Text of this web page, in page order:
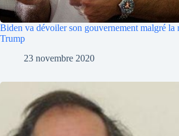
Biden va dévoiler son gouvernement malgré la
Trump
23 novembre 2020